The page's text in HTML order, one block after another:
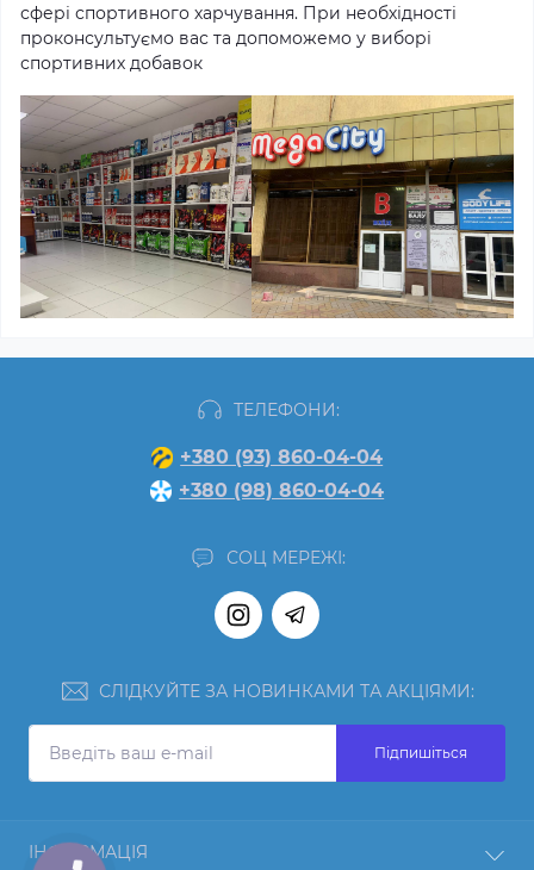
сфері спортивного харчування. При необхідності
проконсультуємо вас та допоможемо у виборі
спортивних добавок
ТЕЛЕФОНИ:
+380 (93) 860-04-04
+380 (98) 860-04-04
СОЦ МЕРЕЖІ:
СЛІДКУЙТЕ ЗА НОВИНКАМИ ТА АКЦІЯМИ:
Підпишіться
ІНФОРМАЦІЯ